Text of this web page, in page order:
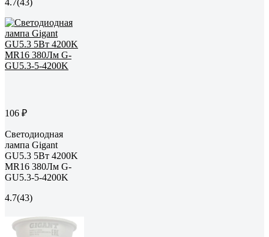
106 ₽
Светодиодная
лампа Gigant
GU5.3 5Вт 4200K
MR16 380Лм G-
GU5.3-5-4200K
4.7(43)